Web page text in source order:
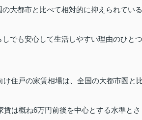
大都市と比べて相対的に抑えられている
でも安心して生活しやすい理由のひとつ
住戸の家賃相場は、全国の大都市圏と
は概ね6万円前後を中心とする水準とさ